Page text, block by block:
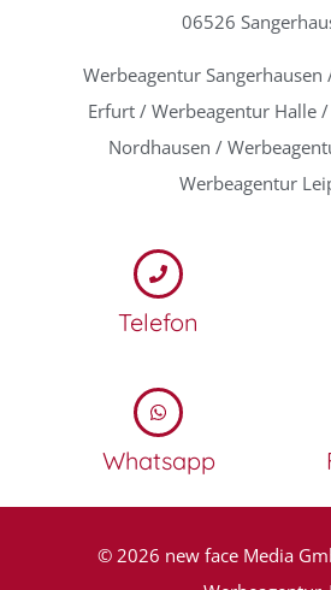
06526
Werbeagentur
Erfurt / Werbeagentur Halle
Nordhausen /
Werbeagentur
Telefon
Whatsapp
© 2026 new face Media